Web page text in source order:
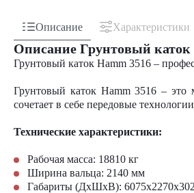
Описание Характеристики
Описание Грунтовый каток
Грунтовый каток Hamm 3516 –
Грунтовый каток Hamm 3516 – это
сочетает в себе передовые
Технические характеристики:
Рабочая масса: 18810 кг
Ширина вальца: 2140 мм
Габариты (ДхШхВ):